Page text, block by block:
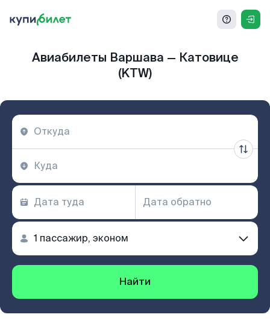
Авиабилеты Варшава — Катовице
(KTW)
Найти